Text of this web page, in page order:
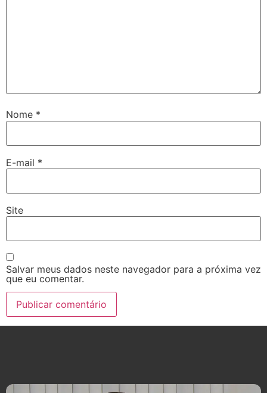
Nome *
E-mail *
Site
Salvar meus dados neste navegador para a próxima vez
que eu comentar.